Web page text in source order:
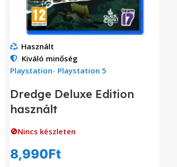
Használt
Kiváló minőség
Playstation- Playstation 5
Dredge Deluxe Edition
használt
🚫Nincs készleten
8,990Ft